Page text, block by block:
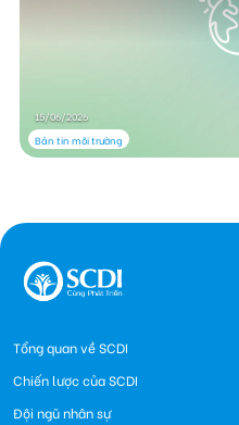
15/06/2026
Bản tin môi trường
Tổng quan về SCDI
Chiến lược của SCDI
Đội ngũ nhân sự